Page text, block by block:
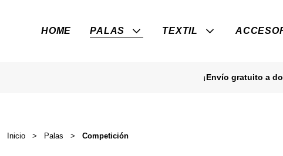
HOME PALAS TEXTIL
¡Envío gratuito a
Inicio > Palas > Competición